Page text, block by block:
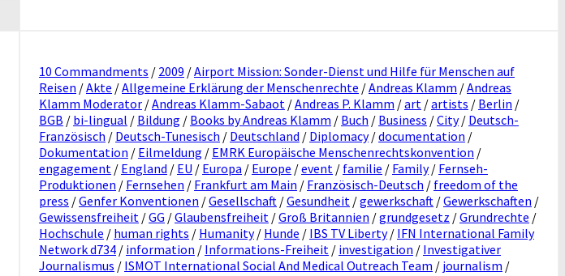
10 Commandments / 2009 /Airport Mission: Sonder-Dienst und Hilfe für Menschen auf
Reisen /Akte /Allgemeine Erklärung der Menschenrechte /Andreas Klamm /Andreas
Klamm Moderator /Andreas Klamm-Sabaot /Andreas P. Klamm /art /artists / Berlin /
BGB / bi-lingual / Bildung / Books by Andreas Klamm / Buch / Business /City/ Deutsch-
Französisch / Deutsch-Tunesisch / Deutschland / Diplomacy/documentation /
Dokumentation / Eilmeldung / EMRK Europäische Menschenrechtskonvention /
engagement / England / EU / Europa / Europe /event / familie / Family/ Fernseh-
Produktionen / Fernsehen / Frankfurt am Main / Französisch-Deutsch / freedom of the
press /Genfer Konventionen /Gesellschaft /Gesundheit /gewerkschaft /Gewerkschaften /
Gewissensfreiheit /GG /Glaubensfreiheit /Groß Britannien /grundgesetz /Grundrechte /
Hochschule / human rights / Humanity/ Hunde / IBS TV Liberty/ IFN International Family
Network d734 / information / Informations-Freiheit / investigation / Investigativer
Journalismus / ISMOT International Social And Medical Outreach Team / journalism /